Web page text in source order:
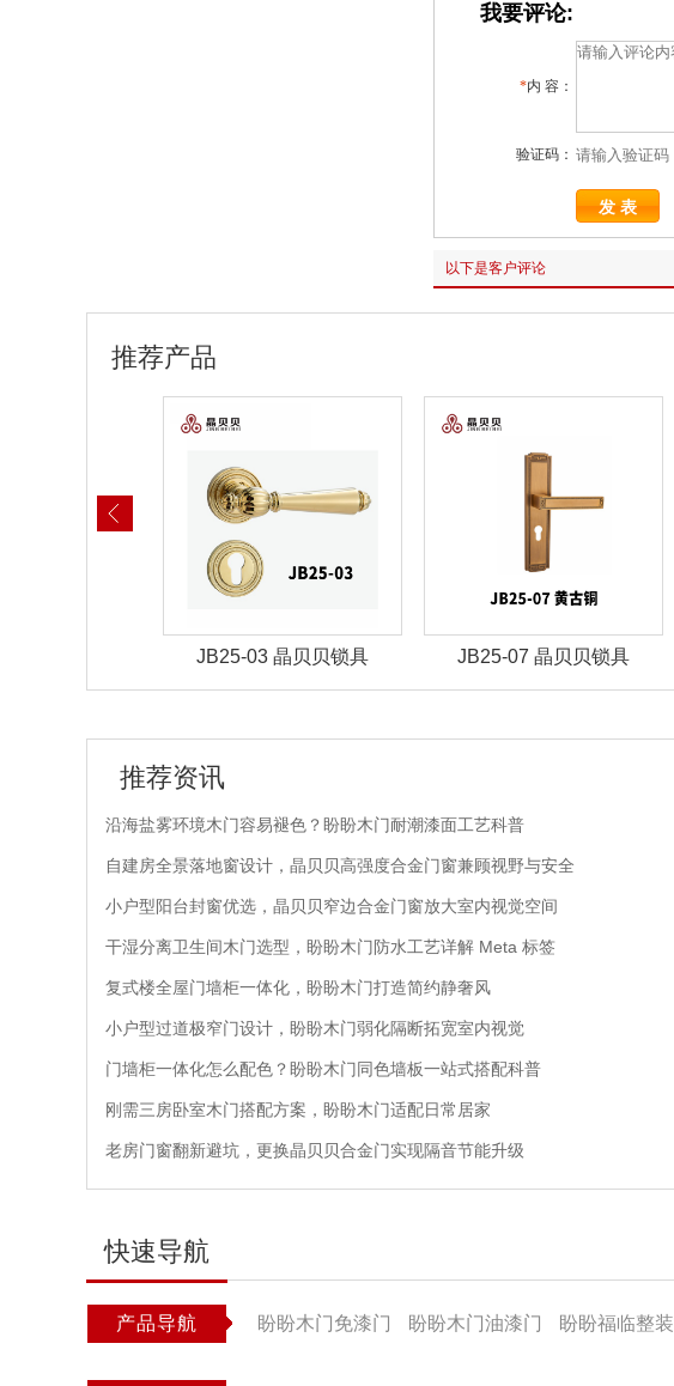
我要评论:
*内 容：
验证码：
以下是客户评论
推荐产品
JB25-03 晶贝贝锁具 JB25-07 晶贝贝锁具
推荐资讯
沿海盐雾环境木门容易褪色？盼盼木门耐潮漆面工艺科普
自建房全景落地窗设计，晶贝贝高强度合金门窗兼顾视野与安全
小户型阳台封窗优选，晶贝贝窄边合金门窗放大室内视觉空间
干湿分离卫生间木门选型，盼盼木门防水工艺详解 Meta 标签
复式楼全屋门墙柜一体化，盼盼木门打造简约静奢风
小户型过道极窄门设计，盼盼木门弱化隔断拓宽室内视觉
门墙柜一体化怎么配色？盼盼木门同色墙板一站式搭配科普
刚需三房卧室木门搭配方案，盼盼木门适配日常居家
老房门窗翻新避坑，更换晶贝贝合金门实现隔音节能升级
快速导航
产品导航 盼盼木门免漆门 盼盼木门油漆门 盼盼福临整装